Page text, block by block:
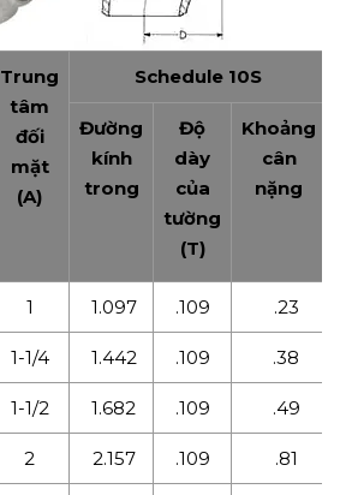
Trung
tâm
đối
mặt
(A)
Schedule 10S
Đường
kính
trong
Độ
dày
của
tường
(T)
Khoảng
cân
nặng
1 1.097 .109 .23
1-1/4 1.442 .109 .38
1-1/2 1.682 .109 .49
2 2.157 .109 .81